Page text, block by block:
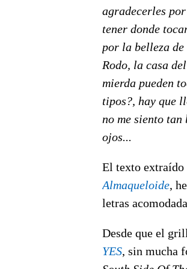
agradecerles
tener donde
por la belleza
Rodo, la casa
mierda pueden
tipos?, hay que
no me siento
ojos...
El texto extraído
Almaqueloide,
letras
Desde que el
YES, sin mucha